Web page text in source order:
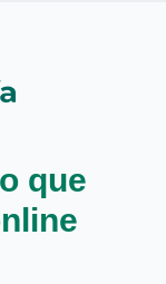
que